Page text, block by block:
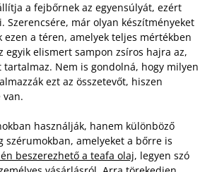
a fejbőrnek az egyensúlyát, ezért
Szerencsére, már olyan készítményeket
ezen a téren, amelyek teljes mértékben
egyik elismert sampon zsíros hajra az,
Nem is gondolná, hogy milyen
ezt az összetevőt, hiszen
van.
használják, hanem különböző
szérumokban, amelyeket a bőrre is
beszerezhető a teafa olaj, legyen szó